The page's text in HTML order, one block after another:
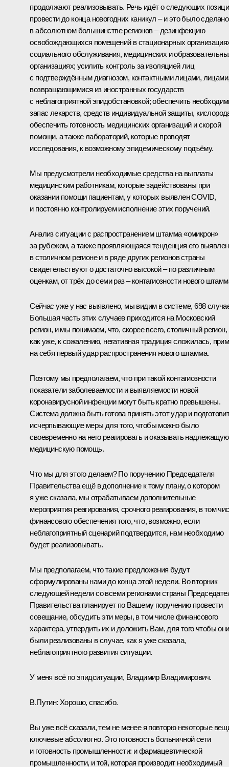
продолжают реализовывать. Речь идёт о следующих
провести до конца новогодних каникул – и это было сделано
в абсолютном большинстве регионов – дезинфекцию
освобождающихся помещений в стационарных
социального обслуживания, медицинских и
организациях; усилить контроль за изоляцией лиц
с подтверждённым диагнозом, контактными лицами,
возвращающимися из иностранных государств
с неблагоприятной эпидобстановкой; обеспечить
запас лекарств, средств индивидуальной защиты,
обеспечить готовность медицинских организаций и скорой
помощи, а также лабораторий, которые проводят
исследования, к возможному эпидемическому подъёму.
Мы предусмотрели необходимые средства на выплаты
медицинским работникам, которые задействованы при
оказании помощи пациентам, у которых выявлен COVID,
и постоянно контролируем исполнение этих поручений.
Анализ ситуации с распространением штамма «омикрон»
за рубежом, а также проявляющаяся тенденция его
в столичном регионе и в ряде других регионов страны
свидетельствуют о достаточно высокой – по различным
оценкам, от трёх до семи раз – контагиозности нового
Сейчас уже у нас выявлено, мы видим в системе, 698
Большая часть этих случаев приходится на Московский
регион, и мы понимаем, что, скорее всего, столичный регион,
как уже, к сожалению, негативная традиция сложилась,
на себя первый удар распространения нового штамма.
Поэтому мы предполагаем, что при такой контагиозности
показатели заболеваемости и выявляемости новой
коронавирусной инфекции могут быть кратно превышены.
Система должна быть готова принять этот удар и
исчерпывающие меры для того, чтобы можно было
своевременно на него реагировать и оказывать надлежащую
медицинскую помощь.
Что мы для этого делаем? По поручению Председателя
Правительства ещё в дополнение к тому плану, о котором
я уже сказала, мы отрабатываем дополнительные
мероприятия реагирования, срочного реагирования, в том
финансового обеспечения того, что, возможно, если
неблагоприятный сценарий подтвердится, нам необходимо
будет реализовывать.
Мы предполагаем, что такие предложения будут
сформулированы нами до конца этой недели. Во вторник
следующей недели со всеми регионами страны
Правительства планирует по Вашему поручению провести
совещание, обсудить эти меры, в том числе финансового
характера, утвердить их и доложить Вам, для того чтобы они
были реализованы в случае, как я уже сказала,
неблагоприятного развития ситуации.
У меня всё по эпидситуации, Владимир Владимирович.
В.Путин: Хорошо, спасибо.
Вы уже всё сказали, тем не менее я повторю некоторые
ключевые абсолютно. Это готовность больничной сети
и готовность промышленности: и фармацевтической
промышленности, и той, которая производит необходимый